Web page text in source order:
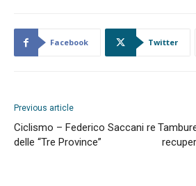
Facebook Twitter
Previous article
Ciclismo – Federico Saccani re
delle “Tre Province”